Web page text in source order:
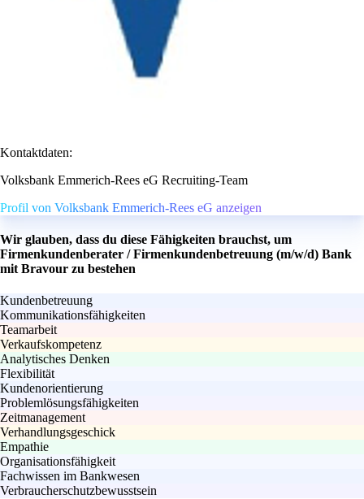
Kontaktdaten:
Volksbank Emmerich-Rees eG Recruiting-Team
Profil von Volksbank Emmerich-Rees eG anzeigen
Wir glauben, dass du diese Fähigkeiten brauchst, um
Firmenkundenberater / Firmenkundenbetreuung (m/w/d) Bank
mit Bravour zu bestehen
Kundenbetreuung
Kommunikationsfähigkeiten
Teamarbeit
Verkaufskompetenz
Analytisches Denken
Flexibilität
Kundenorientierung
Problemlösungsfähigkeiten
Zeitmanagement
Verhandlungsgeschick
Empathie
Organisationsfähigkeit
Fachwissen im Bankwesen
Verbraucherschutzbewusstsein